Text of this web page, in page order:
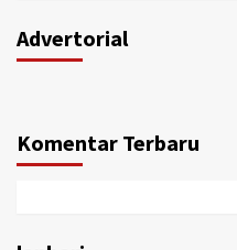
Advertorial
Komentar Terbaru